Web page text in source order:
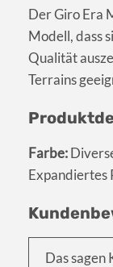
Der Giro Era
Modell, dass
Qualität
Terrains
Farbe:
Expandiertes
Das sagen